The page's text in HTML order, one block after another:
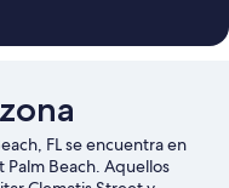
FL se encuentra en
Palm Beach. Aquellos